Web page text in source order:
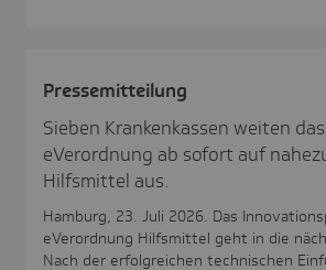
Pres­se­mit­tei­lung
Sieben Krankenkassen weiten
eVerordnung ab sofort auf
Hilfsmittel aus.
Hamburg, 23. Juli 2026. Das
eVerordnung Hilfsmittel geht in die
Nach der erfolgreichen technischen